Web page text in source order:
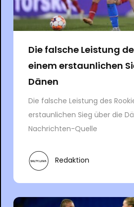
Die falsche Leistung
einem erstaunlichen
Dänen
Die falsche Leistung des
erstaunlichen Sieg über die
Nachrichten-Quelle
Redaktion